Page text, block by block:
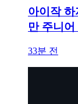
아이작
만 주니
33분 전